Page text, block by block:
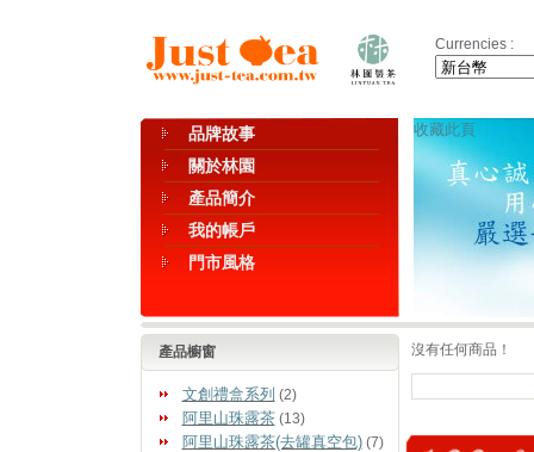
Currencies :
品牌故事
關於林園
產品簡介
我的帳戶
門市風格
收藏此頁
產品櫥窗
文創禮盒系列 (2)
阿里山珠露茶(13)
阿里山珠露茶(去罐真空包)(7)
沒有任何商品！